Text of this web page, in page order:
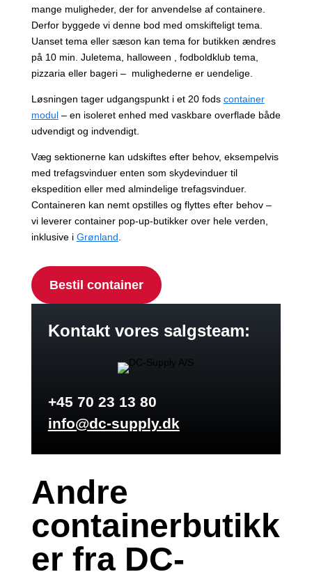
mange muligheder, der for anvendelse af containere.
Derfor byggede vi denne bod med omskifteligt tema.
Uanset tema eller sæson kan tema for butikken ændres
på 10 min. Juletema, halloween , fodboldklub tema,
pizzaria eller bageri – mulighederne er uendelige.
Løsningen tager udgangspunkt i et 20 fods container
modul– en isoleret enhed med vaskbare overflade både
udvendigt og indvendigt.
Væg sektionerne kan udskiftes efter behov, eksempelvis
med trefagsvinduer enten som skydevinduer til
ekspedition eller med almindelige trefagsvinduer.
Containeren kan nemt opstilles og flyttes efter behov –
vi leverer container pop-up-butikker over hele verden,
inklusive i Grønland
Bestil container
Kontakt vores salgsteam:
+45 70 23 13 80
info@dc-supply.dk
Andre
containerbutikk
er fra DC-